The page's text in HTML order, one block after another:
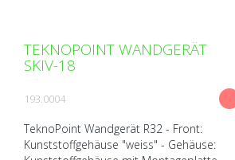
TEKNOPOINT WANDGERÄT
SKIV-18
193.0004
TeknoPoint Wandgerät R32 - Front:
Kunststoffgehäuse "weiss" - Gehäuse: